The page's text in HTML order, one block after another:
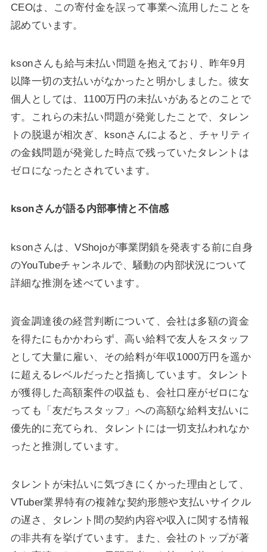
CEOは、この寄付金を誤って事業へ流用したことを
認めています。
ksonさんも給与未払い問題を抱えており、昨年9月
以降一切の支払いがなかったと明かしました。彼女
個人としては、1100万円の未払いがあるとのことで
す。これらの未払い問題が発覚したことで、タレン
トの脱退が相次ぎ、ksonさんによると、チャリティ
の金銭問題が発覚した時点で残っていたタレントは
ゼロになったとされています。
ksonさんが語る内部事情と不信感
ksonさんは、VShojoが事業閉鎖を発表する前に自身
のYouTubeチャンネルで、騒動の内部状況について
詳細な推測を述べています。
資金調達後の経営判断について、会社は多額の資金
を得たにもかかわらず、高い給料で友人をスタッフ
として大量に雇い、その給料が年収1000万円を遥か
に超えるレベルだったと指摘しています。タレント
が獲得した高額案件の収益も、会社口座がゼロにな
っても「友だちスタッフ」への高額な給料支払いに
優先的に充てられ、タレントには一切支払われなか
ったと推測しています。
タレントが未払いに気づきにくかった理由として、
VTuber業界特有の複雑な契約形態や支払いサイクル
の遅さ、タレント間の契約内容や収入に関する情報
の非共有を挙げています。また、会社のトップが著